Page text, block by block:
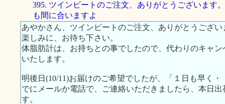
395. ツインビートのご注文、ありがとうございます
も間に合いますよ
あやかさん、ツインビートのご注文、ありがとうござい
楽しみに、お待ち下さい。
体脂肪計は、お持ちとの事でしたので、代わりのキャ
いたします。
明後日(10/11)お届けのご希望でしたが、「１日も早く
でにメールか電話で、ご連絡いただきましたら、本日
す。